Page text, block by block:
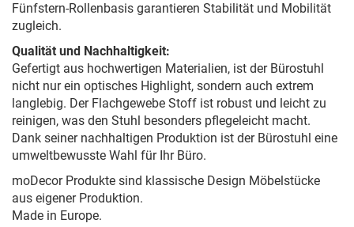
Fünfstern-Rollenbasis garantieren Stabilität und Mobilität
zugleich.
Qualität und Nachhaltigkeit:
Gefertigt aus hochwertigen Materialien, ist der Bürostuhl
nicht nur ein optisches Highlight, sondern auch extrem
langlebig. Der Flachgewebe Stoff ist robust und leicht zu
reinigen, was den Stuhl besonders pflegeleicht macht.
Dank seiner nachhaltigen Produktion ist der Bürostuhl eine
umweltbewusste Wahl für Ihr Büro.
moDecor Produkte sind klassische Design Möbelstücke
aus eigener Produktion.
Made in Europe.